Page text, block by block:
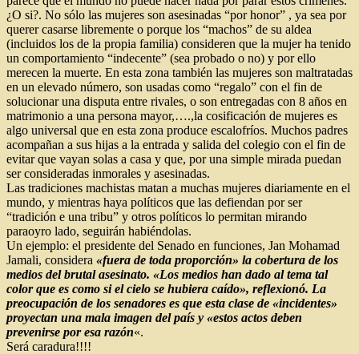
¿O si?. No sólo las mujeres son asesinadas “por honor” , ya sea por
querer casarse libremente o porque los “machos” de su aldea
(incluidos los de la propia familia) consideren que la mujer ha tenido
un comportamiento “indecente” (sea probado o no) y por ello
merecen la muerte. En esta zona también las mujeres son maltratadas
en un elevado número, son usadas como “regalo” con el fin de
solucionar una disputa entre rivales, o son entregadas con 8 años en
matrimonio a una persona mayor,….,la cosificación de mujeres es
algo universal que en esta zona produce escalofríos. Muchos padres
acompañan a sus hijas a la entrada y salida del colegio con el fin de
evitar que vayan solas a casa y que, por una simple mirada puedan
ser consideradas inmorales y asesinadas.
Las tradiciones machistas matan a muchas mujeres diariamente en el
mundo, y mientras haya políticos que las defiendan por ser
“tradición e una tribu” y otros políticos lo permitan mirando
paraoyro lado, seguirán habiéndolas.
Un ejemplo: el presidente del Senado en funciones, Jan Mohamad
Jamali, considera «fuera de toda proporción» la cobertura de los
medios del brutal asesinato. «Los medios han dado al tema tal
color que es como si el cielo se hubiera caído», reflexionó. La
preocupación de los senadores es que esta clase de «incidentes»
proyectan una mala imagen del país y «estos actos deben
prevenirse por esa razón«.
Será caradura!!!!